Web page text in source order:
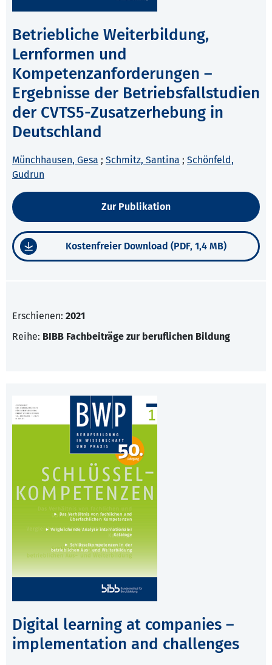
Betriebliche Weiterbildung,
Lernformen und
Kompetenzanforderungen –
Ergebnisse der Betriebsfallstudien
der CVTS5-Zusatzerhebung in
Deutschland
Münchhausen, Gesa ; Schmitz, Santina ; Schönfeld,
Gudrun
Zur Publikation
Kostenfreier Download (PDF, 1,4 MB)
Erschienen: 2021
Reihe: BIBB Fachbeiträge zur beruflichen Bildung
Digital learning at companies –
implementation and challenges